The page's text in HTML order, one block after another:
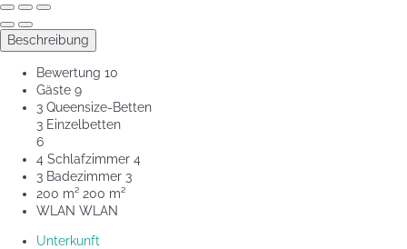
Beschreibung
Bewertung 10
Gäste 9
3 Queensize-Betten
3 Einzelbetten
6
4 Schlafzimmer 4
3 Badezimmer 3
200 m² 200 m²
WLAN WLAN
Unterkunft